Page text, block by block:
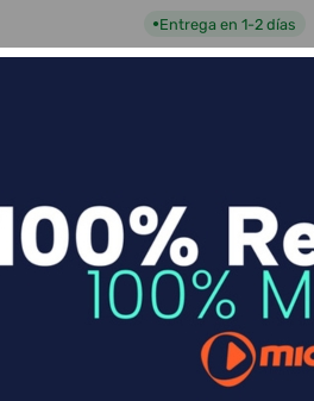
●Entrega en 1-2 días